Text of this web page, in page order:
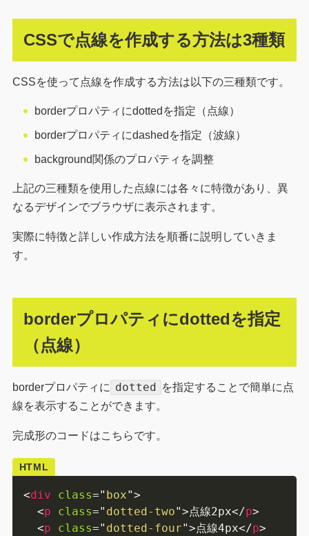
CSSで点線を作成する方法は3種類
CSSを使って点線を作成する方法は以下の三種類です。
borderプロパティにdottedを指定（点線）
borderプロパティにdashedを指定（波線）
background関係のプロパティを調整
上記の三種類を使用した点線には各々に特徴があり、異
なるデザインでブラウザに表示されます。
実際に特徴と詳しい作成方法を順番に説明していきま
す。
borderプロパティにdottedを指定
（点線）
borderプロパティに dotted
を指定することで簡単に点
線を表示することができます。
完成形のコードはこちらです。
HTML
<div class=" box">
<p class=" dotted-two">点線2px</p>
<p class=" dotted-four">点線4px</p>